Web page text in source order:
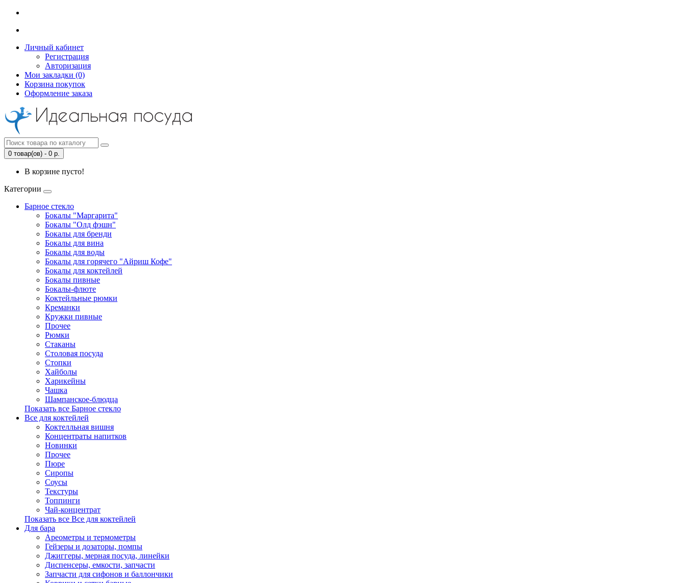
Личный кабинет
Регистрация
Авторизация
Мои закладки (0)
Корзина покупок
Оформление заказа
0 товар(ов) - 0 р.
В корзине пусто!
Категории
Барное стекло
Бокалы "Маргарита"
Бокалы "Олд фэшн"
Бокалы для бренди
Бокалы для вина
Бокалы для воды
Бокалы для горячего "Айриш Кофе"
Бокалы для коктейлей
Бокалы пивные
Бокалы-флюте
Коктейльные рюмки
Креманки
Кружки пивные
Прочее
Рюмки
Стаканы
Столовая посуда
Стопки
Хайболы
Харикейны
Чашка
Шампанское-блюдца
Показать все Барное стекло
Все для коктейлей
Коктелльная вишня
Концентраты напитков
Новинки
Прочее
Пюре
Сиропы
Соусы
Текстуры
Топпинги
Чай-концентрат
Показать все Все для коктейлей
Для бара
Ареометры и термометры
Гейзеры и дозаторы, помпы
Джиггеры, мерная посуда, линейки
Диспенсеры, емкости, запчасти
Запчасти для сифонов и баллончики